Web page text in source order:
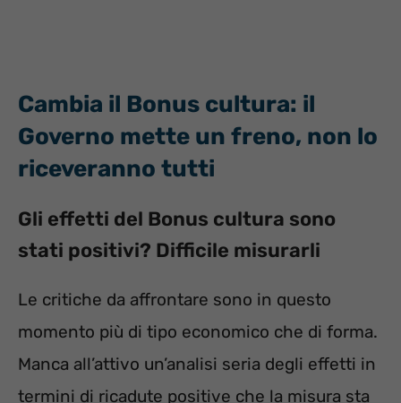
Cambia il Bonus cultura: il
Governo mette un freno, non lo
riceveranno tutti
Gli effetti del Bonus cultura sono
stati positivi? Difficile misurarli
Le critiche da affrontare sono in questo
momento più di tipo economico che di forma.
Manca all’attivo un’analisi seria degli effetti in
termini di ricadute positive che la misura sta